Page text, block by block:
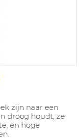
zijn naar een
droog houdt, ze
en hoge